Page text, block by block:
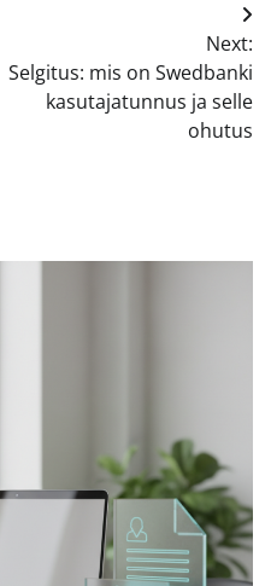
Next:
Selgitus: mis on Swedbanki
kasutajatunnus ja selle
ohutus